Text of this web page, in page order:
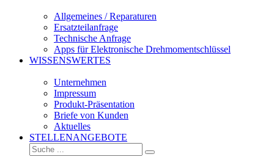
Allgemeines / Reparaturen
Ersatzteilanfrage
Technische Anfrage
Apps für Elektronische Drehmomentschlüssel
WISSENSWERTES
Unternehmen
Impressum
Produkt-Präsentation
Briefe von Kunden
Aktuelles
STELLENANGEBOTE